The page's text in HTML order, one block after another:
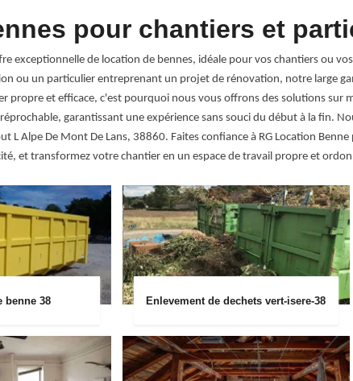
pour chantiers et
exceptionnelle de location de bennes, idéale pour vos chantiers ou
ou un particulier entreprenant un projet de rénovation, notre large
et efficace, c'est pourquoi nous vous offrons des solutions sur
garantissant une expérience sans souci du début à la fin.
Alpe De Mont De Lans, 38860. Faites confiance à RG Location
et transformez votre chantier en un espace de travail propre et
benne 38 Enlevement de dechets vert-isere-38